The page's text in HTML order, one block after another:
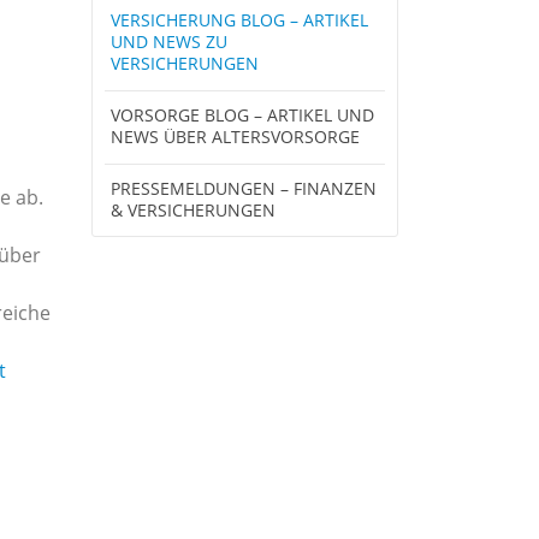
ab.
VERSICHERUNG BLOG – ARTIKEL
UND NEWS ZU
VERSICHERUNGEN
VORSORGE BLOG – ARTIKEL UND
NEWS ÜBER ALTERSVORSORGE
PRESSEMELDUNGEN – FINANZEN
& VERSICHERUNGEN